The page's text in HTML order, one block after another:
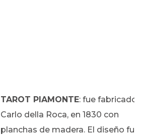
TAROT PIAMONTE: fue fabricado
Carlo della Roca, en 1830 con
planchas de madera. El diseño fue